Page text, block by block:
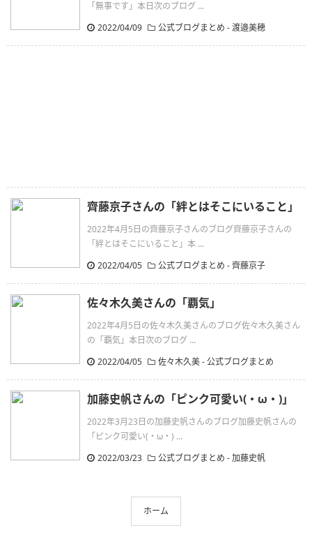
「無事です」本日次のブログ ...
2022/04/09
公式ブログまとめ -渡邉美穂
齊藤京子さんの「絆とはそこにいること」
2022年4月5日の齊藤京子さんのブログ齊藤京子さんの
「絆とはそこにいること」本 ...
2022/04/05
公式ブログまとめ -齊藤京子
佐々木久美さんの「覇気」
2022年4月5日の佐々木久美さんのブログ佐々木久美さん
の「覇気」本日次のブログ ...
2022/04/05
佐々木久美-公式ブログまとめ
加藤史帆さんの「ピンク可愛い(・ω・)」
2022年3月23日の加藤史帆さんのブログ加藤史帆さんの
「ピンク可愛い(・ω・) ...
2022/03/23
公式ブログまとめ -加藤史帆
ホーム